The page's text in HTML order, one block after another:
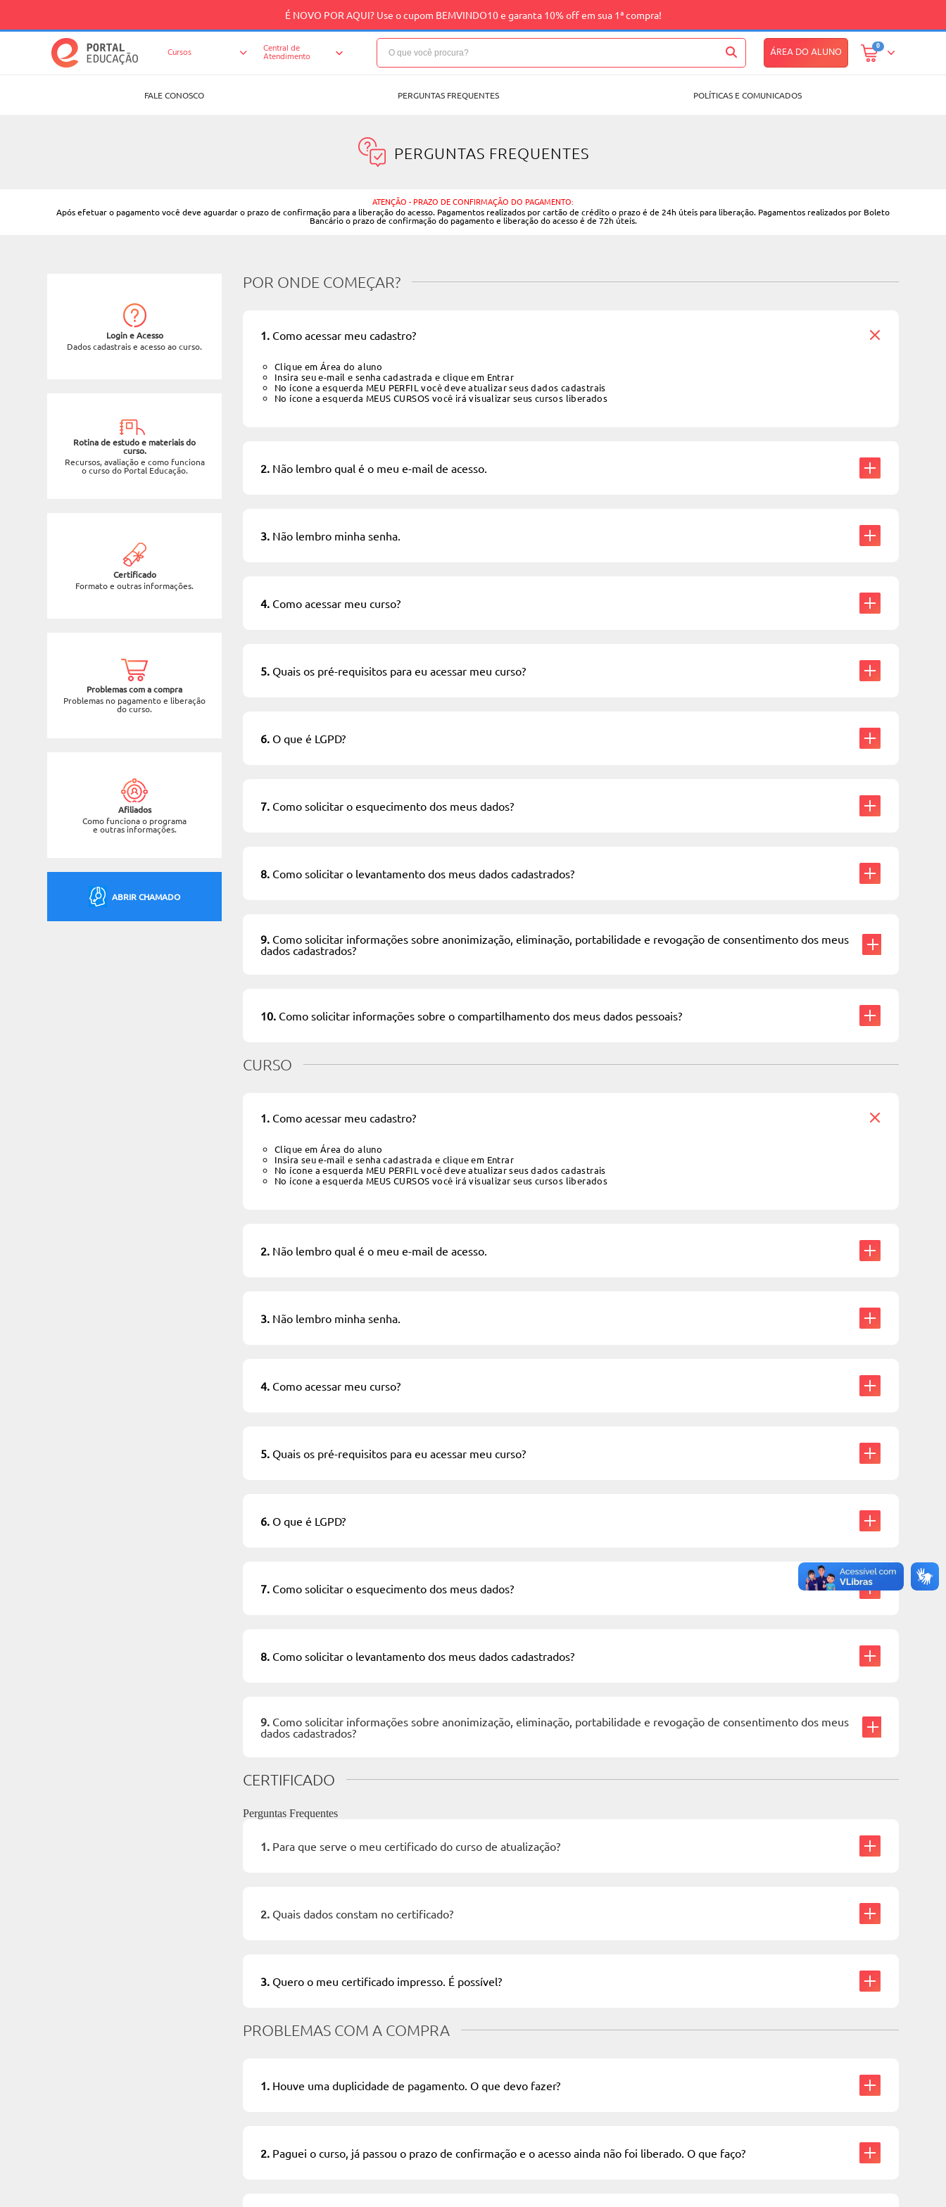
É NOVO POR AQUI? Use o cupom BEMVINDO10 e garanta 10% off em sua 1ª compra!
Cursos Central de
Atendimento ÁREA DO ALUNO 0
FALE CONOSCO PERGUNTAS FREQUENTES POLÍTICAS E COMUNICADOS
PERGUNTAS FREQUENTES
ATENÇÃO - PRAZO DE CONFIRMAÇÃO DO PAGAMENTO:
Após efetuar o pagamento você deve aguardar o prazo de confirmação para a liberação do acesso. Pagamentos realizados por cartão de crédito o prazo é de 24h úteis para liberação. Pagamentos realizados por Boleto
Bancário o prazo de confirmação do pagamento e liberação do acesso é de 72h úteis.
Login e Acesso
Dados cadastrais e acesso ao curso.
Rotina de estudo e materiais do
curso.
Recursos, avaliação e como funciona
o curso do Portal Educação.
Certificado
Formato e outras informações.
Problemas com a compra
Problemas no pagamento e liberação
do curso.
Afiliados
Como funciona o programa
e outras informações.
ABRIR CHAMADO
POR ONDE COMEÇAR?
1. Como acessar meu cadastro?
Clique em Área do aluno
Insira seu e-mail e senha cadastrada e clique em Entrar
No ícone a esquerda MEU PERFIL você deve atualizar seus dados cadastrais
No ícone a esquerda MEUS CURSOS você irá visualizar seus cursos liberados
2. Não lembro qual é o meu e-mail de acesso.
3. Não lembro minha senha.
4. Como acessar meu curso?
5. Quais os pré-requisitos para eu acessar meu curso?
6. O que é LGPD?
7. Como solicitar o esquecimento dos meus dados?
8. Como solicitar o levantamento dos meus dados cadastrados?
9. Como solicitar informações sobre anonimização, eliminação, portabilidade e revogação de consentimento dos meus
dados cadastrados?
10. Como solicitar informações sobre o compartilhamento dos meus dados pessoais?
CURSO
1. Como acessar meu cadastro?
Clique em Área do aluno
Insira seu e-mail e senha cadastrada e clique em Entrar
No ícone a esquerda MEU PERFIL você deve atualizar seus dados cadastrais
No ícone a esquerda MEUS CURSOS você irá visualizar seus cursos liberados
2. Não lembro qual é o meu e-mail de acesso.
3. Não lembro minha senha.
4. Como acessar meu curso?
5. Quais os pré-requisitos para eu acessar meu curso?
6. O que é LGPD?
7. Como solicitar o esquecimento dos meus dados?
8. Como solicitar o levantamento dos meus dados cadastrados?
9. Como solicitar informações sobre anonimização, eliminação, portabilidade e revogação de consentimento dos meus
dados cadastrados?
CERTIFICADO
Perguntas Frequentes
1. Para que serve o meu certificado do curso de atualização?
2. Quais dados constam no certificado?
3. Quero o meu certificado impresso. É possível?
PROBLEMAS COM A COMPRA
1. Houve uma duplicidade de pagamento. O que devo fazer?
2. Paguei o curso, já passou o prazo de confirmação e o acesso ainda não foi liberado. O que faço?